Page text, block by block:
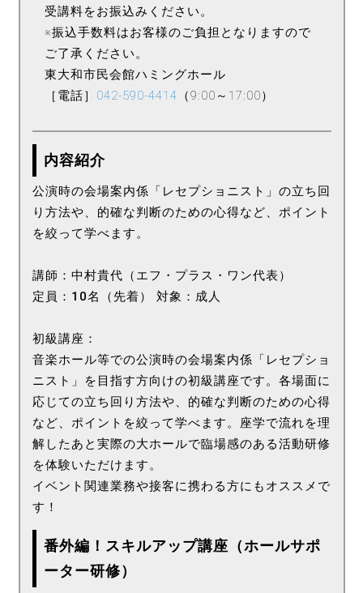
受講料をお振込みください。
※振込手数料はお客様のご負担となりますので
ご了承ください。
東大和市民会館ハミングホール
［電話］ 042-590-4414 （9:00～17:00）
内容紹介
公演時の会場案内係「レセプショニスト」の立ち回
り方法や、的確な判断のための心得など、ポイント
を絞って学べます。
講師：中村貴代（エフ・プラス・ワン代表）
定員：10名（先着） 対象：成人
初級講座：
音楽ホール等での公演時の会場案内係「レセプショ
ニスト」を目指す方向けの初級講座です。各場面に
応じての立ち回り方法や、的確な判断のための心得
など、ポイントを絞って学べます。座学で流れを理
解したあと実際の大ホールで臨場感のある活動研修
を体験いただけます。
イベント関連業務や接客に携わる方にもオススメで
す！
番外編！スキルアップ講座（ホールサポ
ーター研修）